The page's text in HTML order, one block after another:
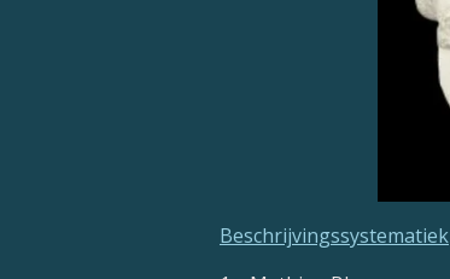
Beschrijvingssystematiek